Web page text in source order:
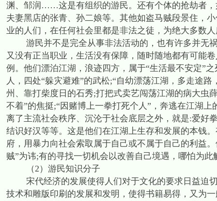
渊、邹润……这是有组织的游民。还有个体的抢劫者
夫妻黑店的张青、孙二娘等。其他如盗马贼段景住，
业的人们，在任何社会里都是非法之徒，为绝大多数
游民并不是完全从事非法活动的，也有许多并无祸
又没有正当职业，生活没有保障，随时随地都有可能
例。他们漂泊江湖，浪迹四方，属于“生活最不安定”
人，四处“躲灾避难”的武松;“自幼漂荡江湖，多走途
州、靠打柴度日的石秀;打把式卖艺闯荡江湖的病大虫
不着”的焦挺;“因赌博上一拳打死个人”，奔逃在江湖
离了主流社会秩序、沉沦于社会底层之外，就是:爱好
结识好汉等等。这是他们在江湖上生存和发展的本钱
府，用暴力向社会索取属于自己或不属于自己的利益
贼”为讳;有的寻找一切机会以改善自己境遇，哪怕为此
（2）游民知识分子
宋代经济的发展使得人们对于文化的要求日益迫切
技术和雕版印刷的发展和发明，使得书籍易得，又为